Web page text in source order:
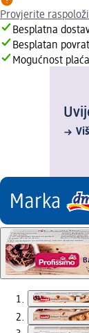
Provjerite
Besplatna
Besplatan
Mogućnost